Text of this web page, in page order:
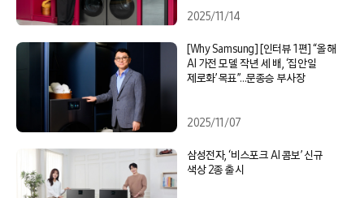
2025/11/14
[Why Samsung] [인터뷰 1편] “올해
AI 가전 모델 작년 세 배, ‘집안일
제로화’ 목표”…문종승 부사장
2025/11/07
삼성전자, ‘비스포크 AI 콤보’ 신규
색상 2종 출시